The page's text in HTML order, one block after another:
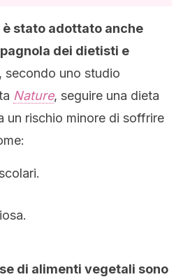
stato adottato anche
dei dietisti e
secondo uno studio
Nature, seguire una dieta
un rischio minore di soffrire
di alimenti vegetali sono